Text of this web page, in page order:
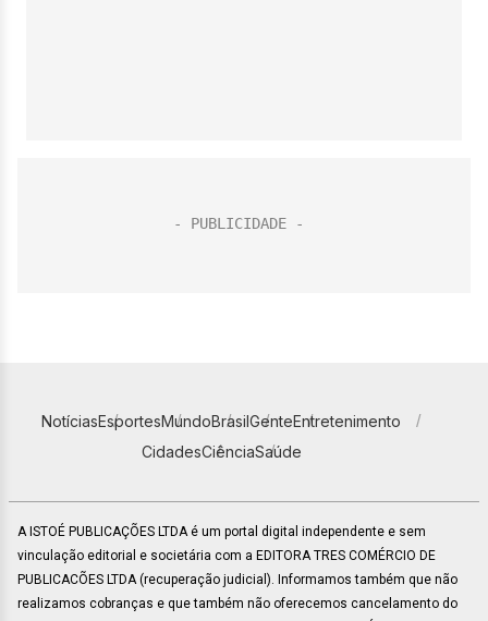
NotíciasEsportesMundoBrasilGenteEntretenimento
CidadesCiênciaSaúde
A ISTOÉ PUBLICAÇÕES LTDA é um portal digital independente e sem
vinculação editorial e societária com a EDITORA TRES COMÉRCIO DE
PUBLICACÕES LTDA (recuperação judicial). Informamos também que não
realizamos cobranças e que também não oferecemos cancelamento do